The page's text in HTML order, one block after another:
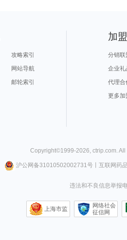
攻略索引
网站导航
邮轮索引
加
分销联
企业礼
代理合
更多加
Copyright©1999-2026, ctrip.com.
沪公网备31010502002731号丨 互联网药
违法和不良信息举报
上海市监
网络社会
征信网